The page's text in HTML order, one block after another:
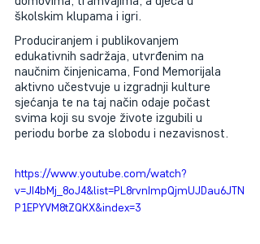
školskim klupama i igri.
Produciranjem i publikovanjem
edukativnih sadržaja, utvrđenim na
naučnim činjenicama, Fond Memorijala
aktivno učestvuje u izgradnji kulture
sjećanja te na taj način odaje počast
svima koji su svoje živote izgubili u
periodu borbe za slobodu i nezavisnost.
https://www.youtube.com/watch?
v=JI4bMj_8oJ4&list=PL8rvnImpQjmUJDau6JTN
P1EPYVM8tZQKX&index=3